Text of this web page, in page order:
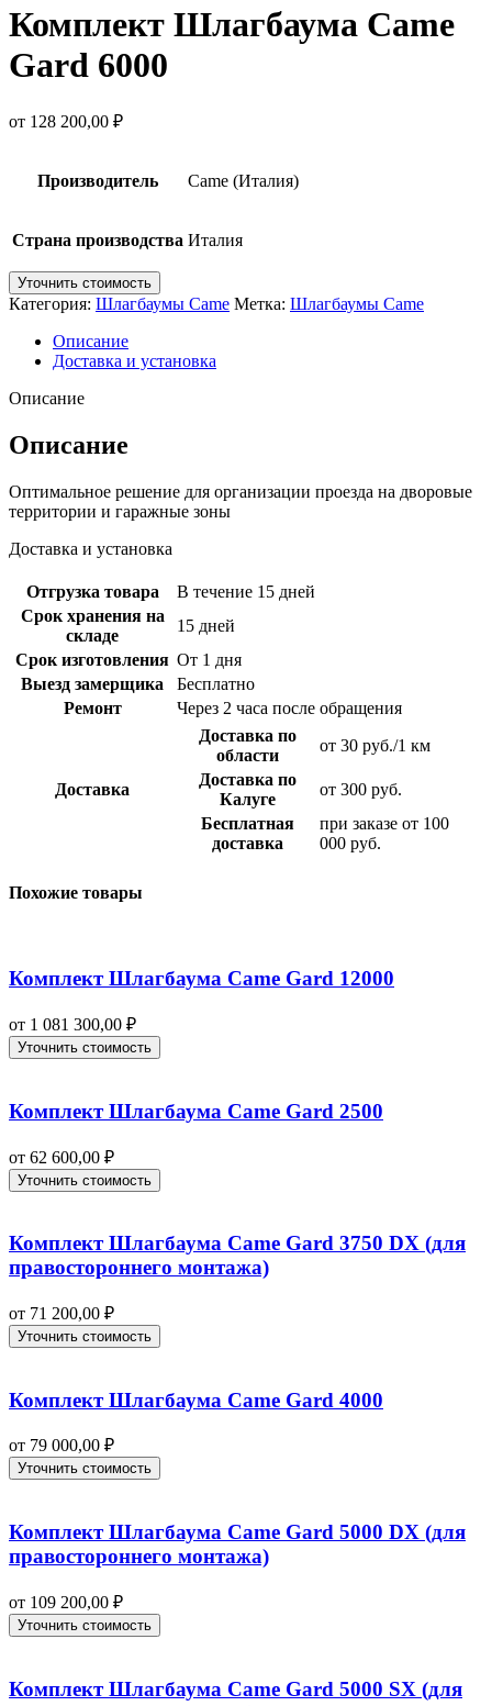
Комплект Шлагбаума Came
Gard 6000
от 128 200,00 ₽
Производитель Came (Италия)
Страна производства Италия
Уточнить стоимость
Категория: Шлагбаумы Came Метка: Шлагбаумы Came
Описание
Доставка и установка
Описание
Описание
Оптимальное решение для организации проезда на дворовые
территории и гаражные зоны
Доставка и установка
Отгрузка товара
В течение 15 дней
Срок хранения на
складе
15 дней
Срок изготовления От 1 дня
Выезд замерщика
Бесплатно
Ремонт
Через 2 часа после обращения
Доставка
Доставка по
области
от 30 руб./1 км
Доставка по
Калуге
от 300 руб.
Бесплатная
доставка
при заказе от 100
000 руб.
Похожие товары
Комплект Шлагбаума Came Gard 12000
от 1 081 300,00 ₽
Уточнить стоимость
Комплект Шлагбаума Came Gard 2500
от 62 600,00 ₽
Уточнить стоимость
Комплект Шлагбаума Came Gard 3750 DX (для
правостороннего монтажа)
от 71 200,00 ₽
Уточнить стоимость
Комплект Шлагбаума Came Gard 4000
от 79 000,00 ₽
Уточнить стоимость
Комплект Шлагбаума Came Gard 5000 DX (для
правостороннего монтажа)
от 109 200,00 ₽
Уточнить стоимость
Комплект Шлагбаума Came Gard 5000 SX (для